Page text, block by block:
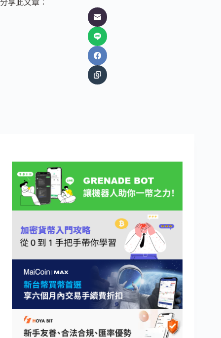
分享此文章：